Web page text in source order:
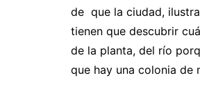
de que la ciudad,
tienen que descubrir
de la planta, del río
que hay una colonia de